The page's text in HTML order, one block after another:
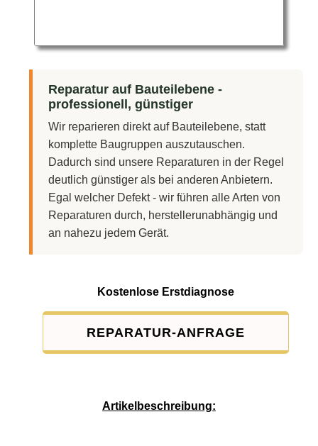
Reparatur auf Bauteilebene -
professionell, günstiger
Wir reparieren direkt auf Bauteilebene, statt
komplette Baugruppen auszutauschen.
Dadurch sind unsere Reparaturen in der Regel
deutlich günstiger als bei anderen Anbietern.
Egal welcher Defekt - wir führen alle Arten von
Reparaturen durch, herstellerunabhängig und
an nahezu jedem Gerät.
Kostenlose Erstdiagnose
REPARATUR-ANFRAGE
Artikelbeschreibung: